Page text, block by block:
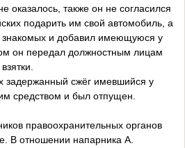
оказалось, также он не согласился
подарить им свой автомобиль, а
знакомых и добавил имеющуюся у
он передал должностным лицам
задержанный сжёг имевшийся у
средством и был отпущен.
правоохранительных органов
В отношении напарника А.